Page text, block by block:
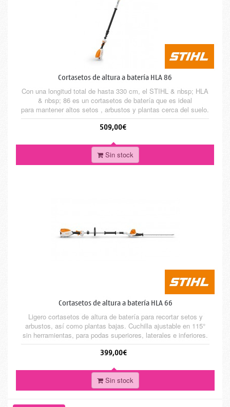
Cortasetos de altura a batería HLA 86
Con una longitud total de hasta 330 cm, el STIHL & nbsp; HLA
& nbsp; 86 es un cortasetos de batería que es ideal
para mantener altos setos , arbustos y plantas cerca del suelo.
Jardineros y paisajistas, ayuntamientos y conserjes quedan
especialmente impresionados por el alto nivel de ergonomía
Puede...
509,00€
Sin stock
Cortasetos de altura a batería HLA 66
Ligero cortasetos de altura de batería para recortar setos y
arbustos, así como plantas bajas. Cuchilla ajustable en 115°
sin herramientas, para podas superiores, laterales e inferiores.
Cuchillas de doble filo para un corte limpio. Avance de
cuchillas y progreso del trabajo constante incluso con carga.
399,00€
Sin stock